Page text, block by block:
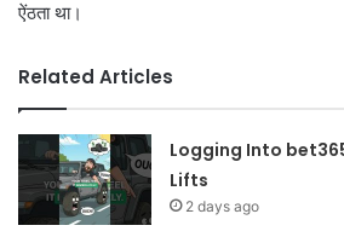
ऐंठता था।
Related Articles
Logging Into
Lifts
2 days ago